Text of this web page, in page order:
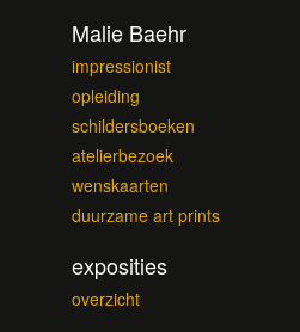
Malie Baehr
impressionist
opleiding
schildersboeken
atelierbezoek
wenskaarten
duurzame art prints
exposities
overzicht